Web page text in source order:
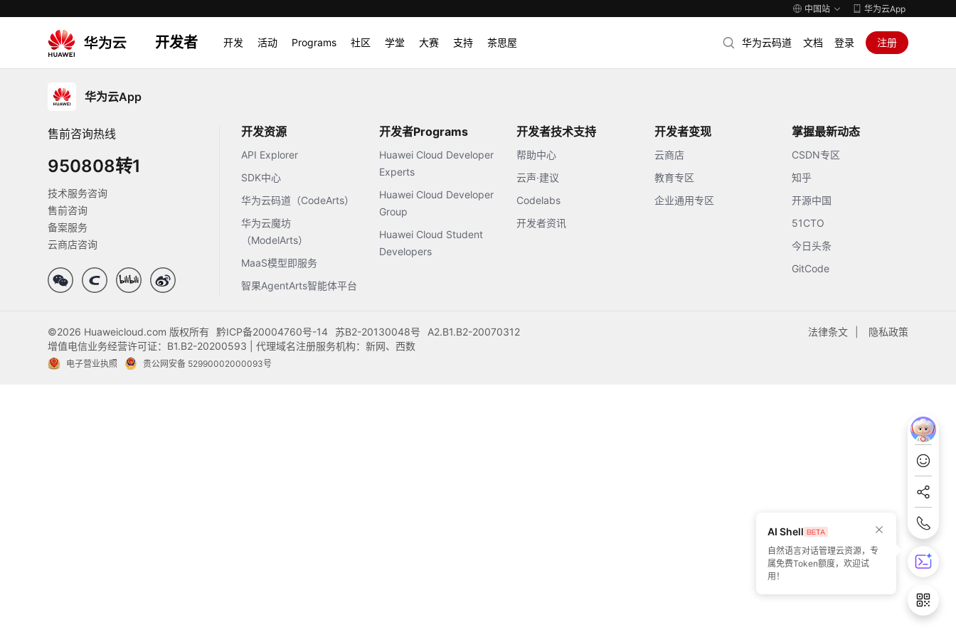
中国站 华为云App
开发者 开发 活动 Programs 社区 学堂 大赛 支持 茶思屋 华为云码道 文档 登录 注册
华为云App
售前咨询热线
950808转1
技术服务咨询
售前咨询
备案服务
云商店咨询
开发资源
API Explorer
SDK中心
华为云码道（CodeArts）
华为云魔坊
（ModelArts）
MaaS模型即服务
智果AgentArts智能体平台
开发者Programs
Huawei Cloud Developer
Experts
Huawei Cloud Developer
Group
Huawei Cloud Student
Developers
开发者技术支持
帮助中心
云声·建议
Codelabs
开发者资讯
开发者变现
云商店
教育专区
企业通用专区
掌握最新动态
CSDN专区
知乎
开源中国
51CTO
今日头条
GitCode
法律条文 隐私政策
©2026 Huaweicloud.com 版权所有 黔ICP备20004760号-14 苏B2-20130048号
A2.B1.B2-20070312
增值电信业务经营许可证：B1.B2-20200593 | 代理域名注册服务机构：新网、西数
电子营业执照 贵公网安备 52990002000093号
AI Shell
自然语言对话管理云资源，专
属免费Token额度，欢迎试
用！